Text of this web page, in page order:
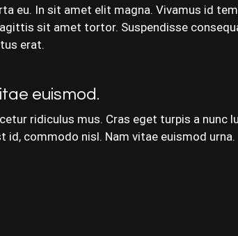
eu. In sit amet elit magna. Vivamus id
sit amet tortor. Suspendisse
erat.
euismod.
ridiculus mus. Cras eget turpis a nunc
commodo nisl. Nam vitae euismod urna.